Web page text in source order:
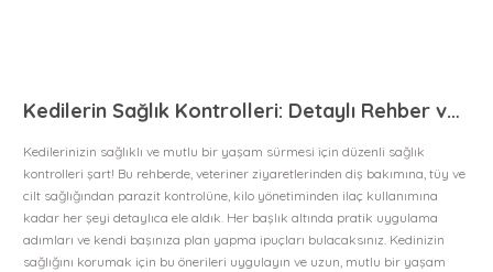
Kedilerin Sağlık Kontrolleri: Detaylı Rehber ve Pratik İpuçları
Kedilerinizin sağlıklı ve mutlu bir yaşam sürmesi için düzenli sağlık
kontrolleri şart! Bu rehberde, veteriner ziyaretlerinden diş bakımına, tüy ve
cilt sağlığından parazit kontrolüne, kilo yönetiminden ilaç kullanımına
kadar her şeyi detaylıca ele aldık. Her başlık altında pratik uygulama
adımları ve kendi başınıza plan yapma ipuçları bulacaksınız. Kedinizin
sağlığını korumak için bu önerileri uygulayın ve uzun, mutlu bir yaşam